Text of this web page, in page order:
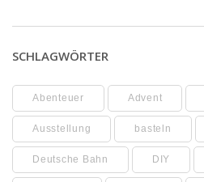
SCHLAGWÖRTER
Abenteuer Advent
Ausstellung basteln
Deutsche Bahn DIY